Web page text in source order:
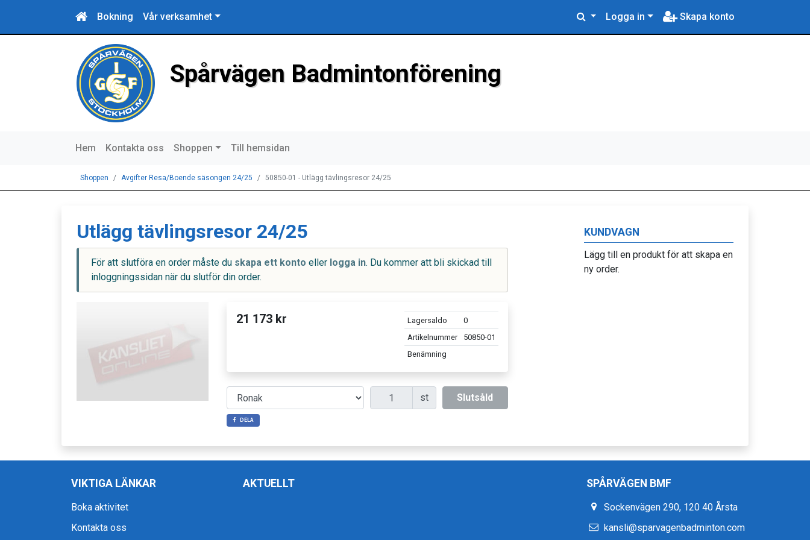
Bokning Vår verksamhet Logga in Skapa konto
Spårvägen Badmintonförening
Hem Kontakta oss Shoppen Till hemsidan
Shoppen Avgifter Resa/Boende säsongen 24/25 50850-01 - Utlägg tävlingsresor 24/25
KUNDVAGN
Lägg till en produkt för att skapa en
ny order.
Utlägg tävlingsresor 24/25
För att slutföra en order måste du skapa ett konto eller logga in. Du kommer att bli skickad till
inloggningssidan när du slutför din order.
21 173 kr Lagersaldo
0
Artikelnummer
50850-01
Benämning
Antal st Slutsåld
DELA
VIKTIGA LÄNKAR
Boka aktivitet
Kontakta oss
AKTUELLT SPÅRVÄGEN BMF
Sockenvägen 290, 120 40 Årsta
kansli@sparvagenbadminton.com